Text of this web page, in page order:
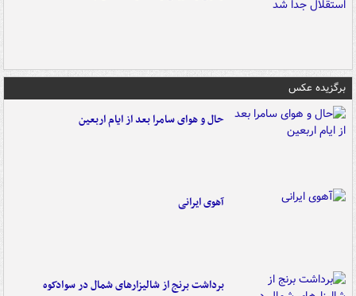
برگزیده عکس
حال و هوای سامرا بعد از ایام اربعین
آهوی ایرانی
برداشت برنج از شالیزارهای شمال در سوادکوه